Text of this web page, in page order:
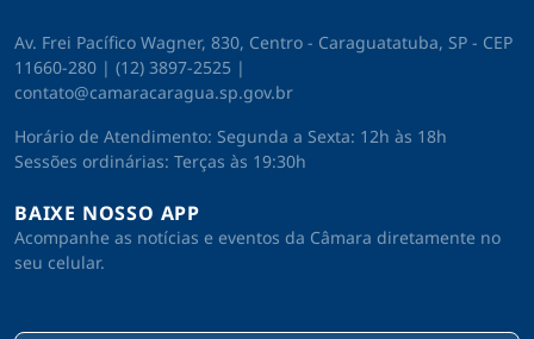
Av. Frei Pacífico Wagner, 830, Centro - Caraguatatuba, SP - CEP
11660-280 | (12) 3897-2525 |
contato@camaracaragua.sp.gov.br
Horário de Atendimento: Segunda a Sexta: 12h às 18h
Sessões ordinárias: Terças às 19:30h
BAIXE NOSSO APP
Acompanhe as notícias e eventos da Câmara diretamente no
seu celular.